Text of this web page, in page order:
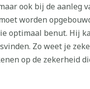
ook bij de aanleg
worden
optimaal benut. Hij
Zo weet je
op de zekerheid